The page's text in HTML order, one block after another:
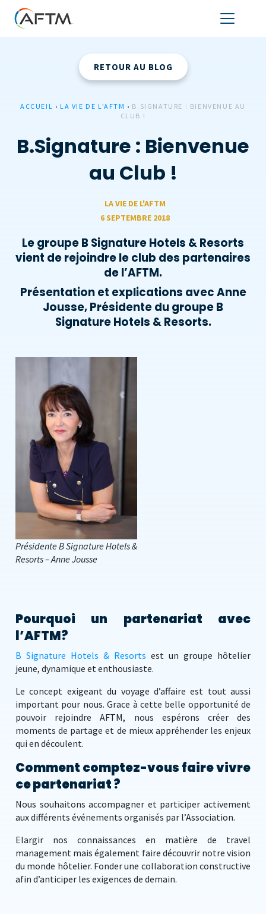
RETOUR AU BLOG
ACCUEIL › LA VIE DE L'AFTM › B.SIGNATURE : BIENVENUE AU
CLUB !
B.Signature : Bienvenue
au Club !
LA VIE DE L'AFTM
6 SEPTEMBRE 2018
Le groupe B Signature Hotels & Resorts
vient de rejoindre le club des partenaires
de l’AFTM.
Présentation et explications avec Anne
Jousse, Présidente du groupe B
Signature Hotels & Resorts.
Présidente B Signature Hotels &
Resorts – Anne Jousse
Pourquoi un partenariat avec
l’AFTM?
B Signature Hotels & Resorts est un groupe hôtelier
jeune, dynamique et enthousiaste.
Le concept exigeant du voyage d’affaire est tout aussi
important pour nous. Grace à cette belle opportunité de
pouvoir rejoindre AFTM, nous espérons créer des
moments de partage et de mieux appréhender les enjeux
qui en découlent.
Comment comptez-vous faire vivre
ce partenariat ?
Nous souhaitons accompagner et participer activement
aux différents événements organisés par l’Association.
Elargir nos connaissances en matière de travel
management mais également faire découvrir notre vision
du monde hôtelier. Fonder une collaboration constructive
afin d’anticiper les exigences de demain.